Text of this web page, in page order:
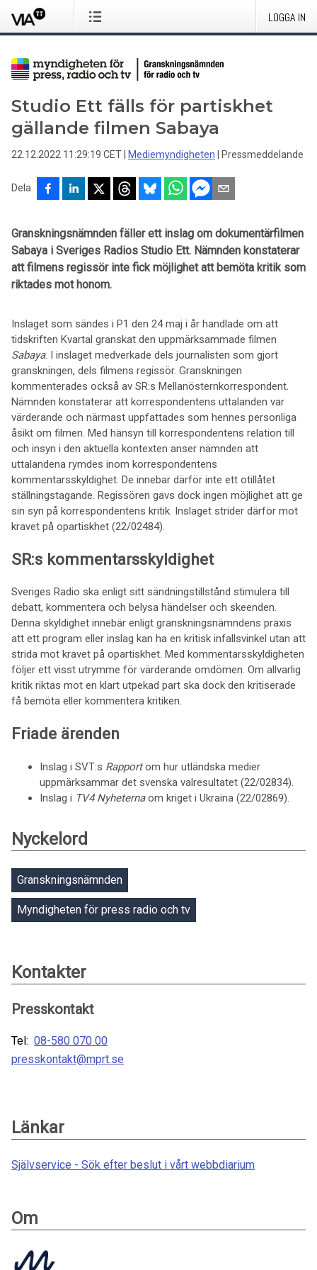
LOGGA IN
Studio Ett fälls för partiskhet
gällande filmen Sabaya
22.12.2022 11:29:19 CET Mediemyndigheten Pressmeddelande
Dela
Granskningsnämnden fäller ett inslag om dokumentärfilmen
Sabaya i Sveriges Radios Studio Ett. Nämnden konstaterar
att filmens regissör inte fick möjlighet att bemöta kritik som
riktades mot honom.
Inslaget som sändes i P1 den 24 maj i år handlade om att
tidskriften Kvartal granskat den uppmärksammade filmen
Sabaya. I inslaget medverkade dels journalisten som gjort
granskningen, dels filmens regissör. Granskningen
kommenterades också av SR:s Mellanösternkorrespondent.
Nämnden konstaterar att korrespondentens uttalanden var
värderande och närmast uppfattades som hennes personliga
åsikt om filmen. Med hänsyn till korrespondentens relation till
och insyn i den aktuella kontexten anser nämnden att
uttalandena rymdes inom korrespondentens
kommentarsskyldighet. De innebar därför inte ett otillåtet
ställningstagande. Regissören gavs dock ingen möjlighet att ge
sin syn på korrespondentens kritik. Inslaget strider därför mot
kravet på opartiskhet (22/02484).
SR:s kommentarsskyldighet
Sveriges Radio ska enligt sitt sändningstillstånd stimulera till
debatt, kommentera och belysa händelser och skeenden.
Denna skyldighet innebär enligt granskningsnämndens praxis
att ett program eller inslag kan ha en kritisk infallsvinkel utan att
strida mot kravet på opartiskhet. Med kommentarsskyldigheten
följer ett visst utrymme för värderande omdömen. Om allvarlig
kritik riktas mot en klart utpekad part ska dock den kritiserade
få bemöta eller kommentera kritiken.
Friade ärenden
Inslag i SVT:s Rapportom hur utländska medier
uppmärksammar det svenska valresultatet (22/02834).
Inslag i TV4 Nyheternaom kriget i Ukraina (22/02869).
Nyckelord
Granskningsnämnden
Myndigheten för press radio och tv
Kontakter
Presskontakt
Tel: 08-580 070 00
presskontakt@mprt.se
Länkar
Självservice - Sök efter beslut i vårt webbdiarium
Om